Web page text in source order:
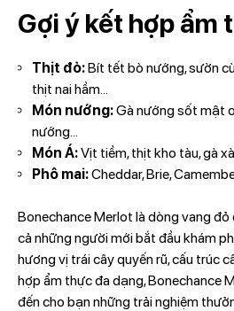
Gợi ý kết hợp ẩm
Thịt đỏ:Bít tết bò nướng, sườn
thịt nai hầm...
Món nướng:Gà nướng sốt mật
nướng...
Món Á:Vịt tiềm, thịt kho tàu, gà
Phô mai:Cheddar, Brie,
Bonechance Merlot là dòng vang đỏ
cả những người mới bắt đầu khám
hương vị trái cây quyến rũ, cấu trúc
hợp ẩm thực đa dạng, Bonechance
đến cho bạn những trải nghiệm